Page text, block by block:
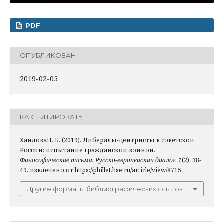
PDF
ОПУБЛИКОВАН
2019-02-05
КАК ЦИТИРОВАТЬ
ХайловаН. Б. (2019). Либералы-центристы в советской
России: испытание гражданской войной.
Философические письма. Русско-европейский диалог, 1(2), 38-
49. извлечено от https://phillet.hse.ru/article/view/8715
Другие форматы библиографических ссылок